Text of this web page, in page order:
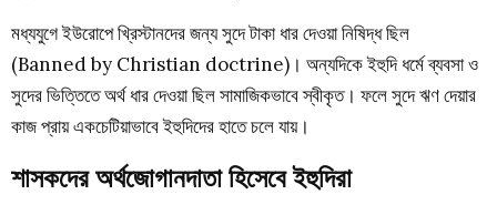
মধ্যযুগে ইউরোপে খ্রিস্টানদের জন্য সুদে টাকা ধার দেওয়া নিষিদ্ধ ছিল
(Banned by Christian doctrine)। অন্যদিকেইহুদি ধর্মে ব্যবসা ও
সুদের ভিত্তিতে অর্থ ধার দেওয়া ছিল সামাজিকভাবে স্বীকৃত। ফলে সুদে ঋণ দেয়ার
কাজ প্রায় একচেটিয়াভাবে ইহুদিদের হাতে চলে যায়।
শাসকদের অর্থজোগানদাতা হিসেবে ইহুদিরা